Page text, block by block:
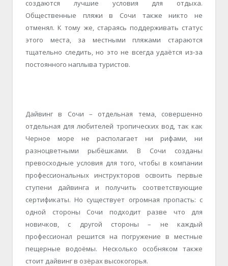
создаются лучшие условия для отдыха.
Общественные пляжи в Сочи также никто не
отменял. К тому же, стараясь поддерживать статус
этого места, за местными пляжами стараются
тщательно следить, но это не всегда удаётся из-за
постоянного наплыва туристов.
Дайвинг в Сочи – отдельная тема, совершенно
отдельная для любителей тропических вод, так как
Черное море не располагает ни рифами, ни
разноцветными рыбёшками. В Сочи созданы
превосходные условия для того, чтобы в компании
профессиональных инструкторов освоить первые
ступени дайвинга и получить соответствующие
сертификаты. Но существует огромная пропасть: с
одной стороны Сочи подходит разве что для
новичков, с другой стороны – не каждый
профессионал решится на погружение в местные
пещерные водоёмы. Несколько особняком также
стоит дайвинг в озёрах высокогорья.